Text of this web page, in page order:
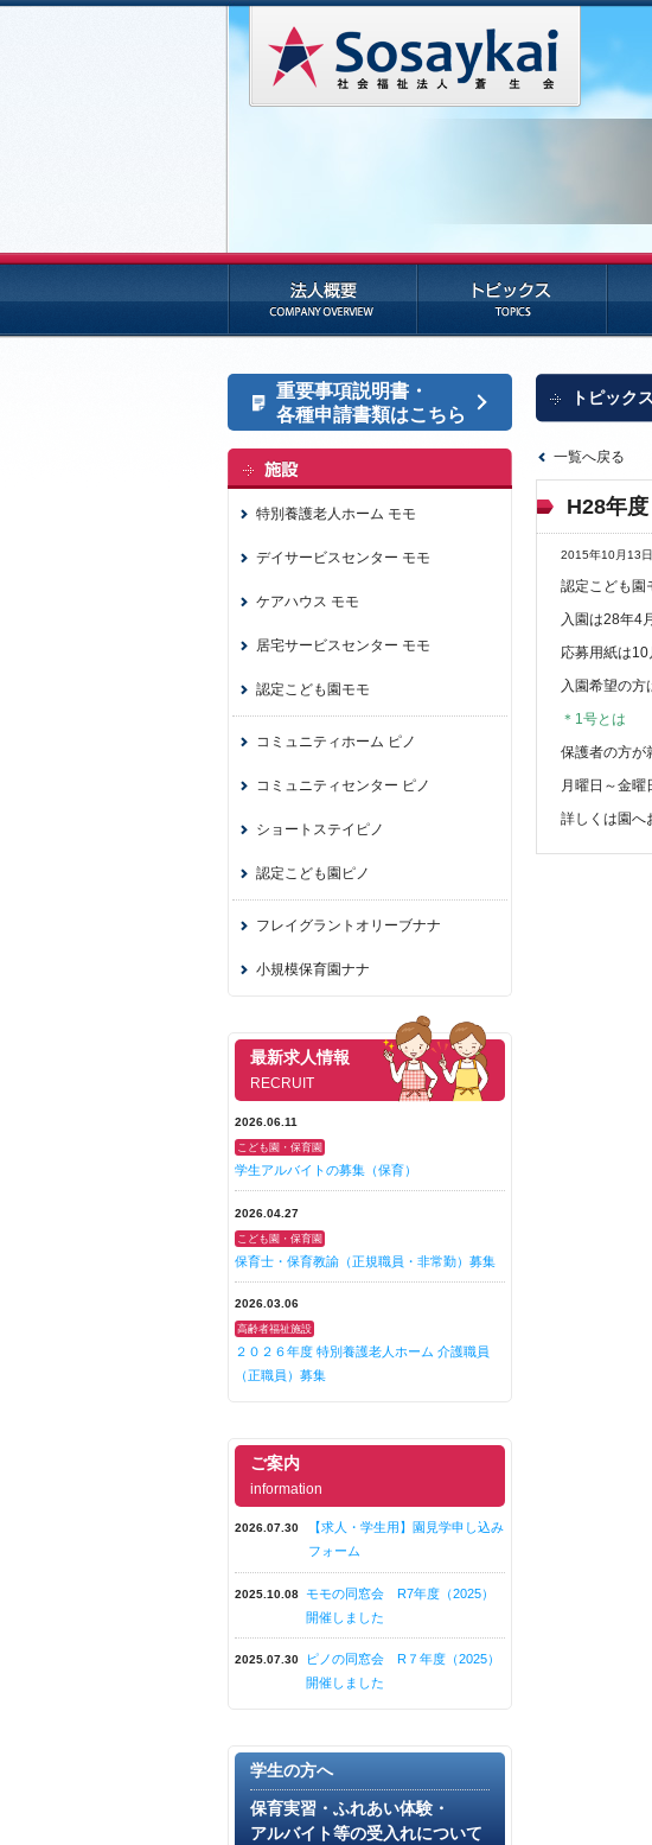
重要事項説明書・
各種申請書類はこちら
特別養護老人ホーム モモ
デイサービスセンター モモ
ケアハウス モモ
居宅サービスセンター モモ
認定こども園モモ
コミュニティホーム ピノ
コミュニティセンター ピノ
ショートステイピノ
認定こども園ピノ
フレイグラントオリーブナナ
小規模保育園ナナ
最新求人情報
RECRUIT
2026.06.11
こども園・保育園
学生アルバイトの募集（保育）
2026.04.27
こども園・保育園
保育士・保育教諭（正規職員・非常勤）募集
2026.03.06
高齢者福祉施設
２０２６年度 特別養護老人ホーム 介護職員
（正職員）募集
ご案内
information
2026.07.30
【求人・学生用】園見学申し込み
フォーム
2025.10.08 モモの同窓会 R7年度（2025）
開催しました
2025.07.30
ピノの同窓会 R７年度（2025）
開催しました
学生の方へ
保育実習・ふれあい体験・
アルバイト等の受入れについて
トピックス
一覧へ戻る
H28年
2015年10月13
認定こども園
入園は28年4
応募用紙は10
入園希望の方
＊1号とは
保護者の方が
月曜日～金
詳しくは園へ